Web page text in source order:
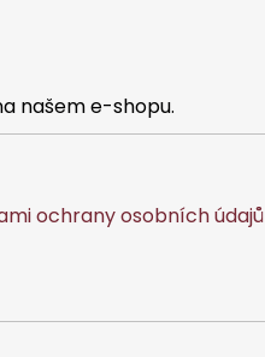
našem e-shopu.
ochrany osobních údajů